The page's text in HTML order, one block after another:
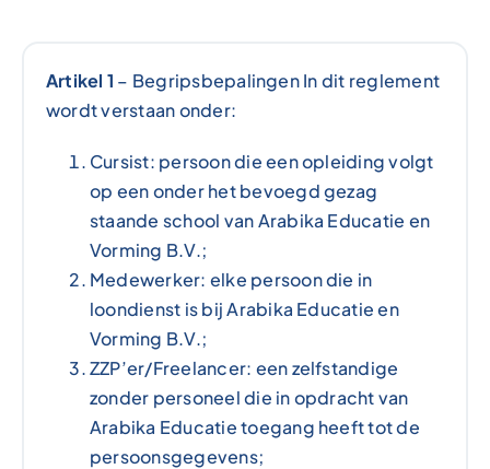
Over ons
Artikel 1 – Begripsbepalingen In dit reglement
wordt verstaan onder:
Cursist: persoon die een opleiding volgt
op een onder het bevoegd gezag
staande school van Arabika Educatie en
Vorming B.V.;
Medewerker: elke persoon die in
loondienst is bij Arabika Educatie en
Vorming B.V.;
ZZP’er/Freelancer: een zelfstandige
zonder personeel die in opdracht van
Arabika Educatie toegang heeft tot de
persoonsgegevens;